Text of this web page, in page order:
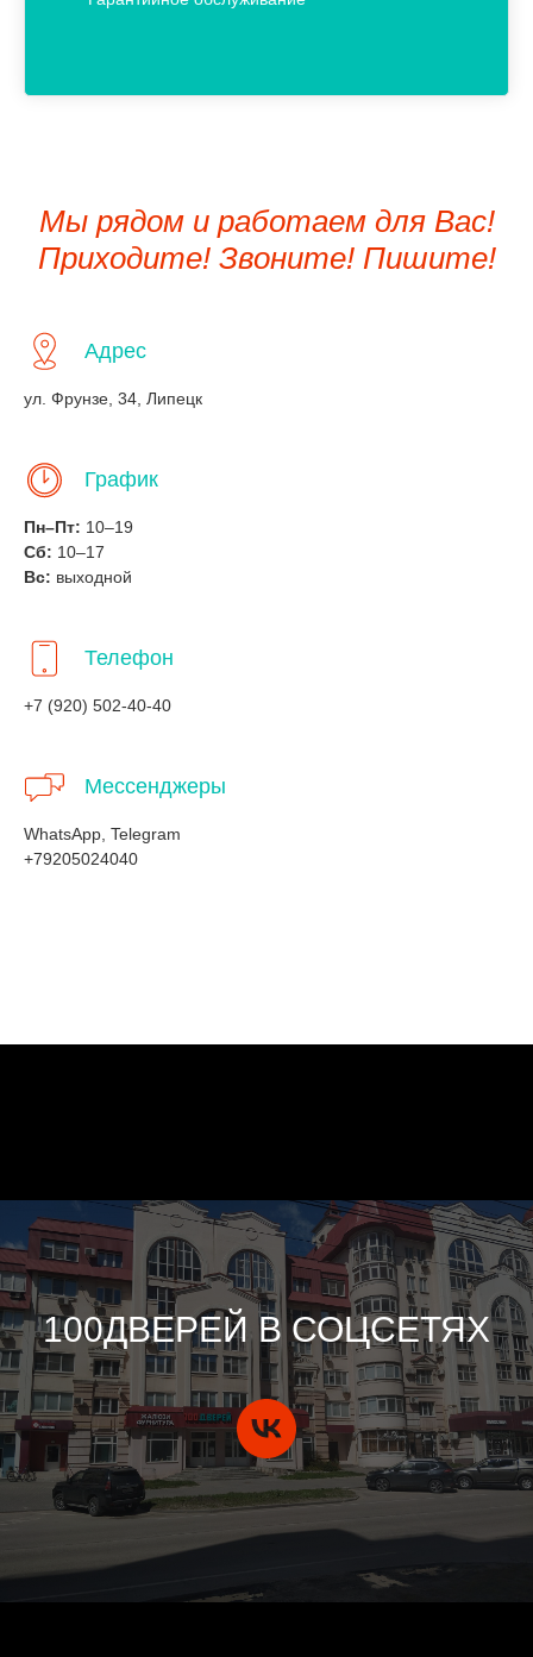
Мы рядом и работаем для Вас!
Приходите! Звоните! Пишите!
Адрес
ул. Фрунзе, 34, Липецк
График
Пн–Пт: 10–19
Сб: 10–17
Вс: выходной
Телефон
+7 (920) 502-40-40
Мессенджеры
WhatsApp, Telegram
+79205024040
100ДВЕРЕЙ В СОЦСЕТЯХ